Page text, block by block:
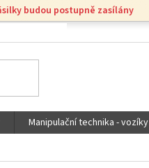
budou postupně zasílány
Manipulační technika - vozíky